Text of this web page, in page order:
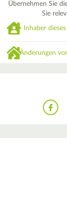
Übernehmen Sie
Sie
Inhaber
Änderungen